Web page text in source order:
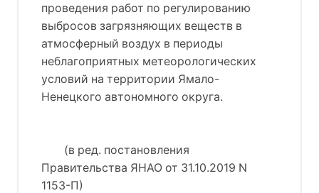
проведения работ по регулированию
выбросов загрязняющих веществ в
атмосферный воздух в периоды
неблагоприятных метеорологических
условий на территории Ямало-
Ненецкого автономного округа.
(в ред. постановления
Правительства ЯНАО от 31.10.2019 N
1153-П)